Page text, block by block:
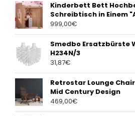
Kinderbett Bett
Schreibtisch in Einem
999,00€
Smedbo Ersatzbürste
H234N/3
31,87€
Retrostar Lounge
Mid Century Design
469,00€